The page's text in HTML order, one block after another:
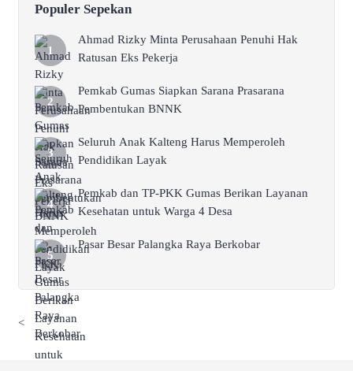
Populer Sepekan
Ahmad Rizky Minta Perusahaan Penuhi Hak
Ratusan Eks Pekerja
Pemkab Gumas Siapkan Sarana Prasarana
Pembentukan BNNK
Seluruh Anak Kalteng Harus Memperoleh
Pendidikan Layak
Pemkab dan TP-PKK Gumas Berikan Layanan
Kesehatan untuk Warga 4 Desa
Pasar Besar Palangka Raya Berkobar
<